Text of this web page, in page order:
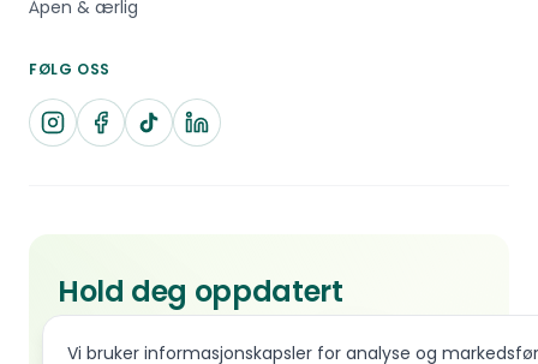
Åpen & ærlig
FØLG OSS
Hold deg oppdatert
valpekjøp
Vi bruker informasjonskapsler for analyse og